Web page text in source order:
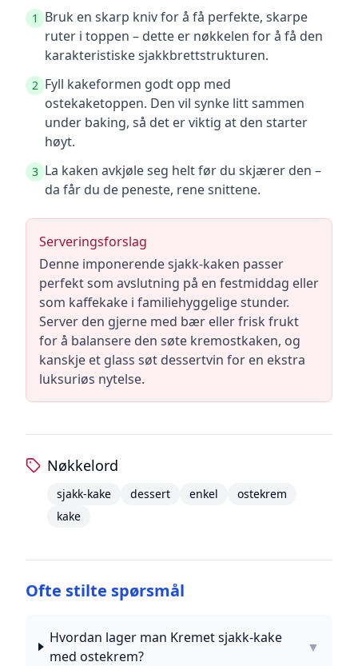
1
Bruk en skarp kniv for å få perfekte, skarpe
ruter i toppen – dette er nøkkelen for å få den
karakteristiske sjakkbrettstrukturen.
2 Fyll kakeformen godt opp med
ostekaketoppen. Den vil synke litt sammen
under baking, så det er viktig at den starter
høyt.
3 La kaken avkjøle seg helt før du skjærer den –
da får du de peneste, rene snittene.
Serveringsforslag
Denne imponerende sjakk-kaken passer
perfekt som avslutning på en festmiddag eller
som kaffekake i familiehyggelige stunder.
Server den gjerne med bær eller frisk frukt
for å balansere den søte kremostkaken, og
kanskje et glass søt dessertvin for en ekstra
luksuriøs nytelse.
Nøkkelord
sjakk-kake dessert enkel
ostekrem
kake
Ofte stilte spørsmål
Hvordan lager man Kremet sjakk-kake
med ostekrem?
▼